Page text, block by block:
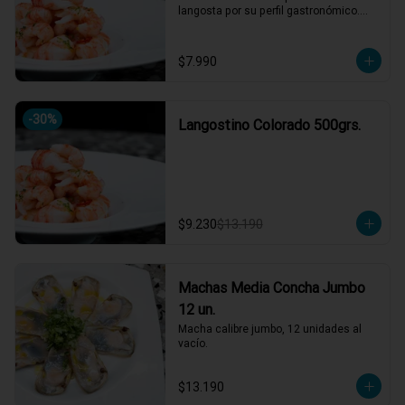
langosta por su perfil gastronómico.
$7.990
-30% Langostino Colorado 500grs.
$9.230$13.190
Machas Media Concha Jumbo
12 un.
Macha calibre jumbo, 12 unidades al
vacío.
$13.190